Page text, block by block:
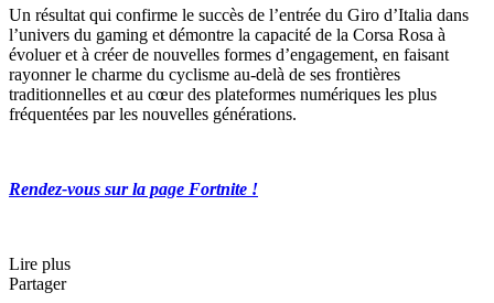
Un résultat qui confirme le succès de l’entrée du Giro d’Italia dans
l’univers du gaming et démontre la capacité de la Corsa Rosa à
évoluer et à créer de nouvelles formes d’engagement, en faisant
rayonner le charme du cyclisme au-delà de ses frontières
traditionnelles et au cœur des plateformes numériques les plus
fréquentées par les nouvelles générations.
Rendez-vous sur la page Fortnite !
Lire plus
Partager